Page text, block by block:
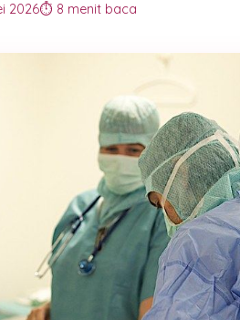
2026⏱️ 8 menit baca